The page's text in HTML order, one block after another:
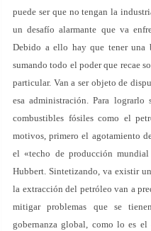
puede ser que no tengan la
un desafío alarmante que va
Debido a ello hay que tener una
sumando todo el poder que recae
particular. Van a ser objeto de
esa administración. Para
combustibles fósiles como el
motivos, primero el agotamiento
el «techo de producción
Hubbert. Sintetizando, va existir
la extracción del petróleo van a
mitigar problemas que se
gobernanza global, como lo es